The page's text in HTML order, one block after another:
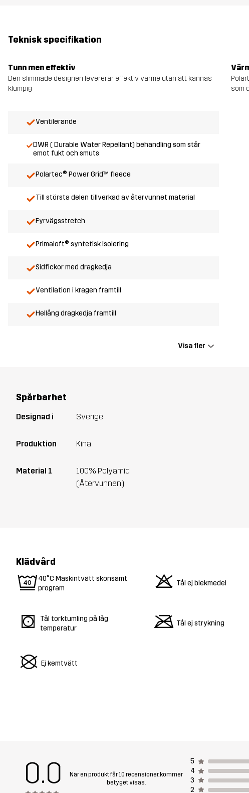
Teknisk specifikation
Tunn men effektiv
Den slimmade designen levererar effektiv värme utan att kännas
klumpig
som
Ventilerande
DWR ( Durable Water Repellant) behandling som står
emot fukt och smuts
Polartec® Power Grid™ fleece
Till största delen tillverkad av återvunnet material
Fyrvägsstretch
Primaloft® syntetisk isolering
Sidfickor med dragkedja
Ventilation i kragen framtill
Hellång dragkedja framtill
Visa fler
Spårbarhet
Designad i Sverige
Produktion Kina
Material 1
100% Polyamid
(Återvunnen)
Klädvård
9 40°C Maskintvätt skonsamt
program
o Tål ej blekmedel
s
Tål torktumling på låg
temperatur
m Tål ej strykning
U Ej kemtvätt
0.0
När en produkt får 10 recensioner, kommer
betyget visas.
5
4
3
2